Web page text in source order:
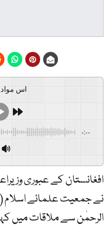
اس مواد
-:--
افغانستان کے عبوری
نے جمعیت علمائے اسلام
الرحمٰن سے ملاقات میں